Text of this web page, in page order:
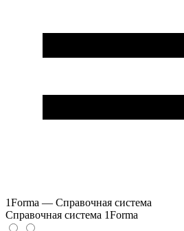
1Forma — Справочная система
Справочная система 1Forma